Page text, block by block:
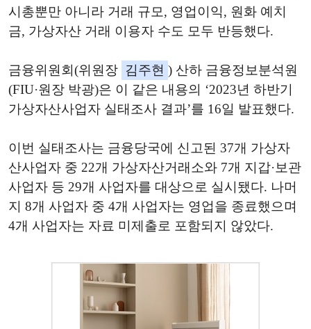
시총뿐만 아니라 거래 규모, 영업이익, 원화 예치
금, 가상자산 거래 이용자 수도 모두 반등했다.
금융위원회(위원장 김주현 ) 산하 금융정보분석원
(FIU·원장 박광)은 이 같은 내용의 ‘2023년 하반기
가상자산사업자 실태조사 결과’를 16일 발표했다.
이번 실태조사는 금융당국에 신고된 37개 가상자
산사업자 중 22개 가상자산거래소와 7개 지갑·보관
사업자 등 29개 사업자를 대상으로 실시됐다. 나머
지 8개 사업자 중 4개 사업자는 영업을 종료했으며
4개 사업자는 자료 미제출로 포함되지 않았다.